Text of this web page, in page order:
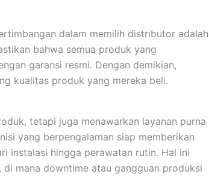
dalam memilih distributor adalah
bahwa semua produk yang
garansi resmi. Dengan demikian,
kualitas produk yang mereka beli.
tetapi juga menawarkan layanan purna
yang berpengalaman siap memberikan
instalasi hingga perawatan rutin. Hal ini
mana downtime atau gangguan produksi